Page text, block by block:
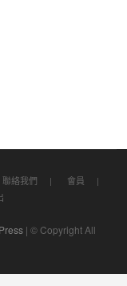
聯絡我們
會員
| © Copyright All